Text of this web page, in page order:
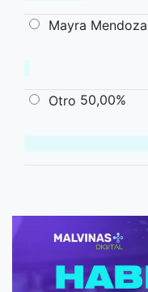
Mayra Mendoza
Otro 50,00%